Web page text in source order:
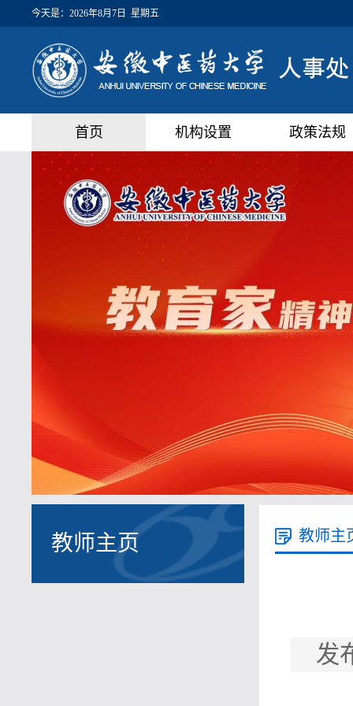
今天是： 2026年8月7日 星期五
首页 机构设置 政策法规
教师主页 教师主
发